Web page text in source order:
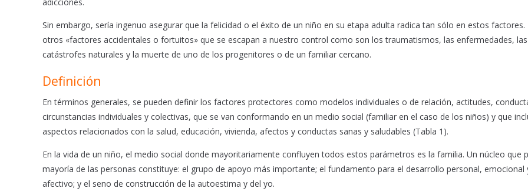
Sin embargo, sería ingenuo asegurar que la felicidad o el éxito de un niño en su etapa adulta radica tan sólo en estos factores.
otros «factores accidentales o fortuitos» que se escapan a nuestro control como son los traumatismos, las enfermedades, las
catástrofes naturales y la muerte de uno de los progenitores o de un familiar cercano.
Definición
En términos generales, se pueden definir los factores protectores como modelos individuales o de relación, actitudes,
circunstancias individuales y colectivas, que se van conformando en un medio social (familiar en el caso de los niños) y que
aspectos relacionados con la salud, educación, vivienda, afectos y conductas sanas y saludables (Tabla 1).
En la vida de un niño, el medio social donde mayoritariamente confluyen todos estos parámetros es la familia. Un núcleo que
mayoría de las personas constituye: el grupo de apoyo más importante; el fundamento para el desarrollo personal, emocional
afectivo; y el seno de construcción de la autoestima y del yo.